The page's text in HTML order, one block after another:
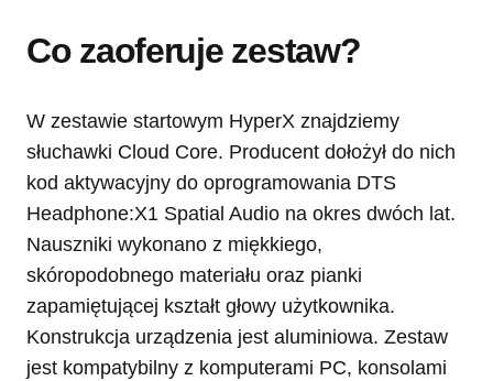
Co zaoferuje zestaw?
W zestawie startowym HyperX znajdziemy
słuchawki Cloud Core. Producent dołożył do nich
kod aktywacyjny do oprogramowania DTS
Headphone:X1 Spatial Audio na okres dwóch lat.
Nauszniki wykonano z miękkiego,
skóropodobnego materiału oraz pianki
zapamiętującej kształt głowy użytkownika.
Konstrukcja urządzenia jest aluminiowa. Zestaw
jest kompatybilny z komputerami PC, konsolami